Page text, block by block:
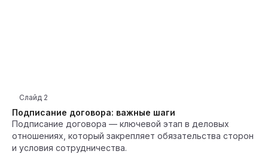
Подписание договора: важные шаги
Слайд 2
Подписание договора — ключевой этап в деловых
отношениях, который закрепляет обязательства сторон
и условия сотрудничества.